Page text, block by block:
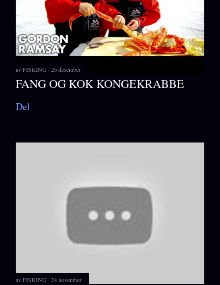
avFISKING 26 desember
FANG OG KOK KONGEKRABBE
Del
avFISKING 24 november